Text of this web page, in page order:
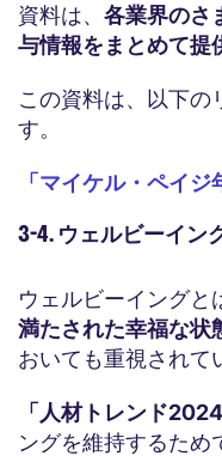
資料は、 各業界のさ
与情報をまとめて提
この資料は、以下の
す。
「マイケル・ペイジ
3-4. ウェルビーイン
ウェルビーイングと
満たされた幸福な状
おいても重視されて
「人材トレンド2024
ングを維持するため